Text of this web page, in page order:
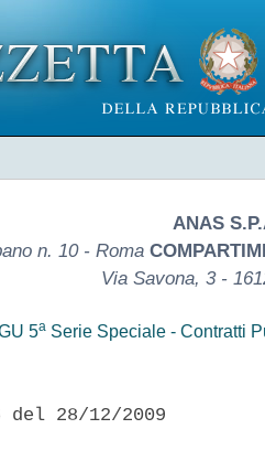
ANAS
n. 10 - Roma
Via Savona, 3 -
5aSerie Speciale - Contratti
28/12/2009